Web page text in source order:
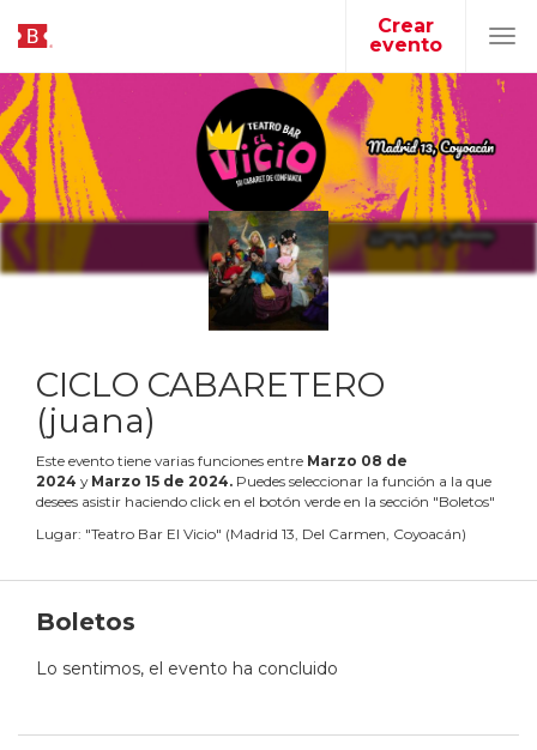
Crear
evento
CICLO CABARETERO
(juana)
Este evento tiene varias funciones entre Marzo 08 de
2024 y Marzo 15 de 2024. Puedes seleccionar la función a la que
desees asistir haciendo click en el botón verde en la sección "Boletos"
Lugar: "Teatro Bar El Vicio" (Madrid 13, Del Carmen, Coyoacán)
Boletos
Lo sentimos, el evento ha concluido